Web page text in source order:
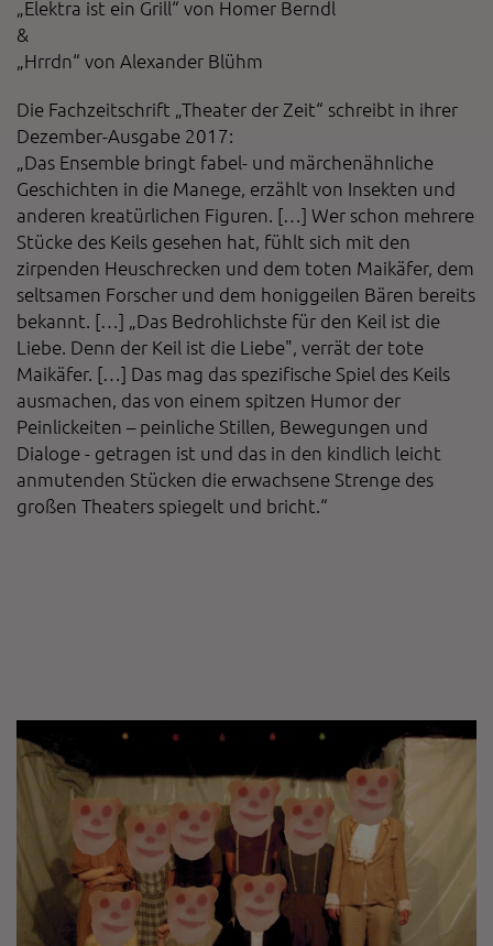
Diese Website nutzt Matomo Analytics für die Auswertung der
ausschließlich auf unseren eigenen Servern gespeichert. Eine
Übertragung an Dritte erfolgt nicht. Wir verwenden die Funktion
wird und nicht mehr Ihrem Besuch auf unserer Internetseite zugeordnet
werden kann.
YouTube / Vimeo
Videos werden über die Plattformen YouTube oder Vimeo eingebunden.
Wir nutzen YouTube im erweiterten Datenschutzmodus. Dieser Modus
bewirkt laut YouTube, dass YouTube keine Informationen über die
Besucher auf dieser Website speichert, bevor diese sich das Video
ansehen.
Eingebundene Inhalte
Optional sind externe Inhalte auf den Seiten dieser Website
eingebunden. Das können Kartendienste wie z.B. Google Maps sein
oder auch Anwendungen einer externen Website.
„Elektra ist ein Grill“ von Homer Berndl
&
„Hrrdn“ von Alexander Blühm
Die Fachzeitschrift „Theater der Zeit“ schreibt in ihrer
Dezember-Ausgabe 2017:
„Das Ensemble bringt fabel- und märchenähnliche
Geschichten in die Manege, erzählt von Insekten und
anderen kreatürlichen Figuren. […] Wer schon mehrere
Stücke des Keils gesehen hat, fühlt sich mit den
zirpenden Heuschrecken und dem toten Maikäfer, dem
seltsamen Forscher und dem honiggeilen Bären bereits
bekannt. […] „Das Bedrohlichste für den Keil ist die
Liebe. Denn der Keil ist die Liebe", verrät der tote
Maikäfer. […] Das mag das spezifische Spiel des Keils
ausmachen, das von einem spitzen Humor der
Peinlickeiten – peinliche Stillen, Bewegungen und
Dialoge - getragen ist und das in den kindlich leicht
anmutenden Stücken die erwachsene Strenge des
großen Theaters spiegelt und bricht.“